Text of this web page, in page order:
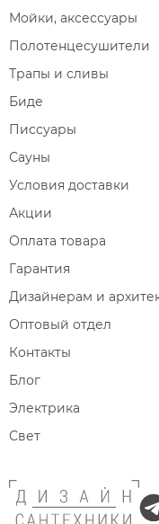
Мойки, аксессуары
Полотенцесушители
Трапы и сливы
Биде
Писсуары
Сауны
Условия доставки
Акции
Оплата товара
Гарантия
Дизайнерам и
Оптовый отдел
Контакты
Блог
Электрика
Свет